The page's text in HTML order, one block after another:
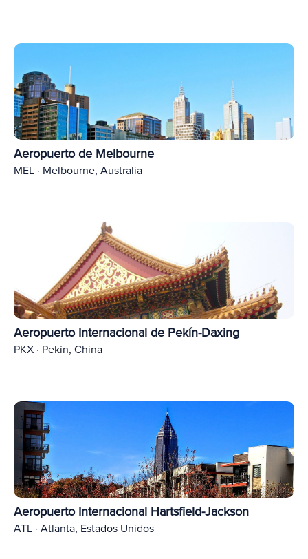
Aeropuerto de Melbourne
MEL · Melbourne, Australia
Aeropuerto Internacional de Pekín-Daxing
PKX · Pekín, China
Aeropuerto Internacional Hartsfield-Jackson
ATL · Atlanta, Estados Unidos